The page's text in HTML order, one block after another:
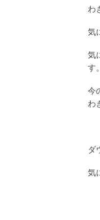
わ
気
気
す。
今
わ
ダ
気